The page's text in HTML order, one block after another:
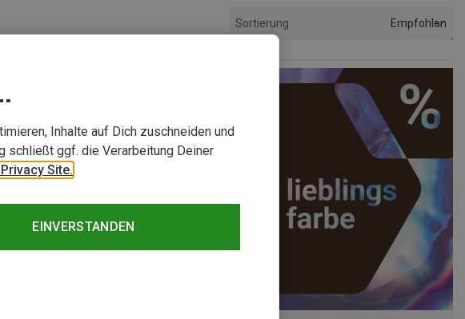
Sortierung Empfohlen
Inhalte auf Dich zuschneiden und
schließt ggf. die Verarbeitung Deiner
Site.
EINVERSTANDEN